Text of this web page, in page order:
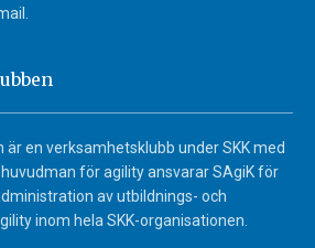
en verksamhetsklubb under SKK med
för agility ansvarar SAgiK för
av utbildnings- och
inom hela SKK-organisationen.